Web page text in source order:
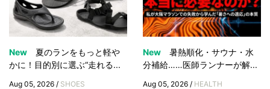
New
夏のランをもっと軽や
かに！目的別に選ぶ“走れる...
Aug 05, 2026 / SHOES
New
暑熱順化・サウナ・水
分補給……医師ランナーが解...
Aug 05, 2026 / HEALTH